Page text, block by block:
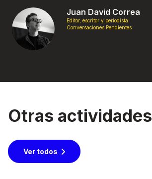
Juan David Correa
Editor, escritor y periodista
Conversaciones Pendientes
Otras actividades
Ver todos